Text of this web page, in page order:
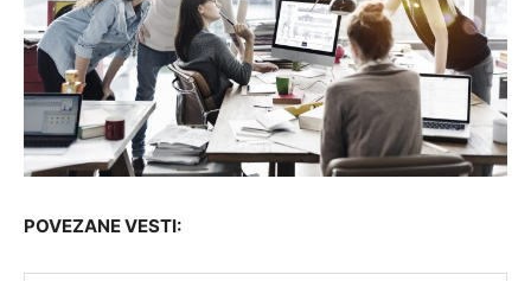
POVEZANE VESTI: